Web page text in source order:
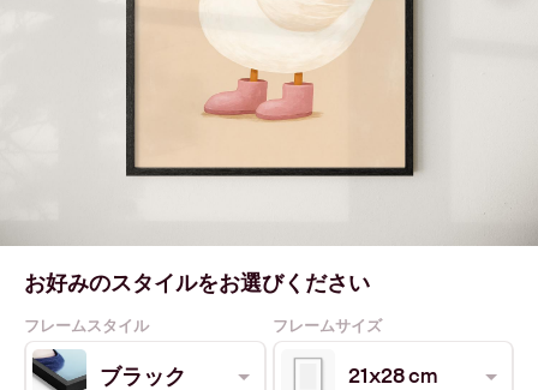
お好みのスタイルをお選びください
フレームスタイル フレームサイズ
ブラック 21x28 cm